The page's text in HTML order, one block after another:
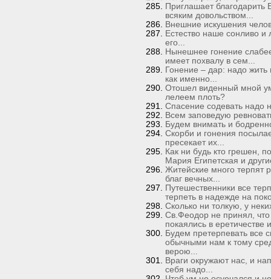
Приглашает благодарить
всяким довольством...
Внешние искушения
Естество наше сонливо и
его...
Нынешнее гонение
имеет похвалу в сем...
Гонение – дар: надо жить
как именно...
Отошел виденный мной
лелеем плоть?
Спасение содевать надо
Всем заповедую
Будем внимать и
Скорби и гонения
пресекает их...
Как ни будь кто грешен,
Мария Египетская и
Житейские много терпят
благ вечных...
Путешественники все
терпеть в надежде на
Сколько ни толкую, у
Св.Феодор не принял,
покаялись в
Будем претерпевать все
обычными нам к тому
верою...
Враги окружают нас, и
себя надо...